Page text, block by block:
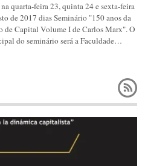
quarta-feira 23, quinta 24 e sexta-feira
de 2017 dias Seminário "150 anos da
de Capital Volume I de Carlos Marx". O
do seminário será a Faculdade…